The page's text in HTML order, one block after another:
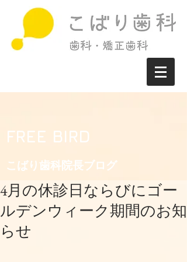
FREE BIRD
こばり歯科院長ブログ​
4月の休診日ならびにゴー
ルデンウィーク期間のお知
らせ